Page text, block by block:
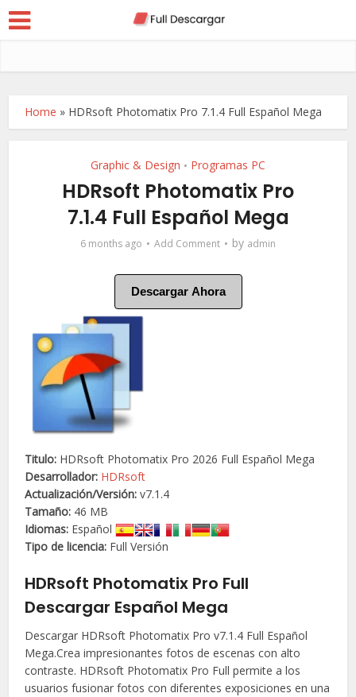
Home » HDRsoft Photomatix Pro 7.1.4 Full Español Mega
Graphic & Design • Programas PC
HDRsoft Photomatix Pro
7.1.4 Full Español Mega
6 months ago Add Comment by admin
Descargar Ahora
Titulo: HDRsoft Photomatix Pro 2026 Full Español Mega
Desarrollador: HDRsoft
Actualización/Versión: v7.1.4
Tamaño: 46 MB
Idiomas: Español
Tipo de licencia: Full Versión
HDRsoft Photomatix Pro Full
Descargar Español Mega
Descargar HDRsoft Photomatix Pro v7.1.4 Full Español
Mega.Crea impresionantes fotos de escenas con alto
contraste. HDRsoft Photomatix Pro Full permite a los
usuarios fusionar fotos con diferentes exposiciones en una